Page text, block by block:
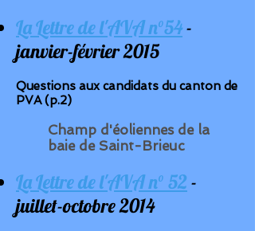
La Lettre de l'AVA n°54-
janvier-février 2015
Questions aux candidats du canton de
PVA (p.2)
Champ d'éoliennes de la
baie de Saint-Brieuc
La Lettre de l'AVA n° 52 -
juillet-octobre 2014